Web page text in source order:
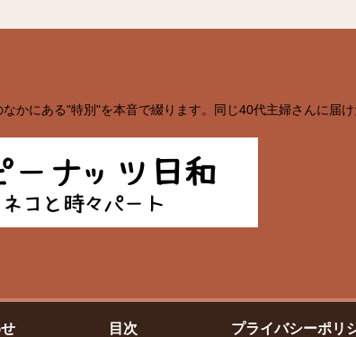
にある"特別"を本音で綴ります。同じ40代主婦さんに届け
目次 プライバシーポリ